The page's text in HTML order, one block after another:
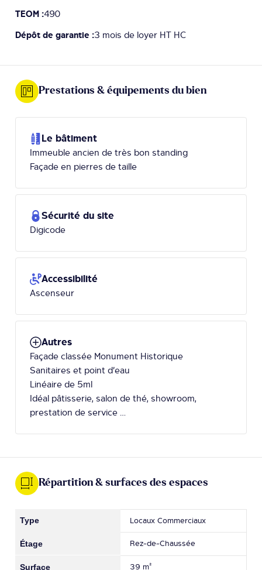
TEOM :490
Dépôt de garantie :3 mois de loyer HT HC
Prestations & équipements du bien
Le bâtiment
Immeuble ancien de très bon standing
Façade en pierres de taille
Sécurité du site
Digicode
Accessibilité
Ascenseur
Autres
Façade classée Monument Historique
Sanitaires et point d’eau
Linéaire de 5ml
Idéal pâtisserie, salon de thé, showroom,
prestation de service …
Répartition & surfaces des espaces
Locaux Commerciaux
Rez-de-Chaussée
39 m²